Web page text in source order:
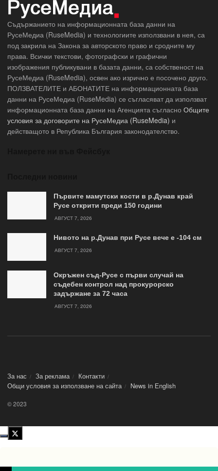
Съдържанието на информационната база данни на
РусеМедиа (RuseMedia) и технологиите използвани в нея, са
под закрила на Закона за авторското право и сродните му
права. Всички текстови, фотографски и графични
изображения публикувани в базата данни, са собственост на
РусеМедиа (RuseMedia), освен ако изрично е посочено друго.
ПОЛЗВАТЕЛИТЕ и АБОНАТИТЕ на информационната база
данни на РусеМедиа (RuseMedia) се съгласяват да използват
информационната база данни на Агенцията съгласно Общите
условия за договорите на РусеМедиа (RuseMedia) и
действащото в Република България законодателство.
Първите мамутски кости в р.Дунав край
Русе открити преди 150 години
АВГУСТ 7, 2026
Нивото на р.Дунав при Русе вече е -104 см
АВГУСТ 7, 2026
Окръжен съд-Русе с първи случай на
съдебен контрол над прокурорско
задържане за 72 часа
АВГУСТ 7, 2026
За нас За реклама
Контакти
Общи условия за използване на сайта
News in Еnglish
© 2023